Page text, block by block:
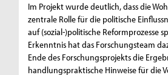
Im Projekt wurde deutlich, dass die
zentrale Rolle für die politische
auf (sozial-)politische Reformprozesse
Erkenntnis hat das Forschungsteam
Ende des Forschungsprojekts die
handlungspraktische Hinweise für die